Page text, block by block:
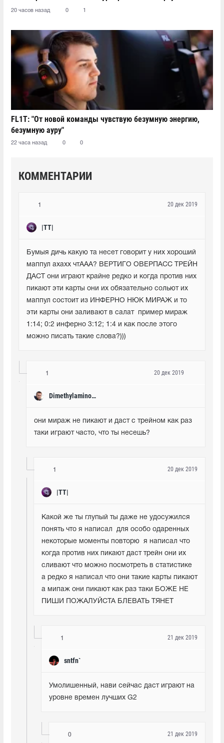
20 часов назад 0 1
FL1T: "От новой команды чувствую безумную энергию,
безумную ауру"
22 часа назад 0 0
КОММЕНТАРИИ
1
|TT|
20 дек 2019
Бумыя дичь какую та несет говорит у них хороший
маппул ахахх чтААА? ВЕРТИГО ОВЕРПАСС ТРЕЙН
ДАСТ они играют крайне редко и когда против них
пикают эти карты они их обязательно сольют их
маппул состоит из ИНФЕРНО НЮК МИРАЖ и то
эти карты они заливают в салат  пример мираж
1:14; 0:2 инферно 3:12; 1:4 и как после этого
можно писать такие слова?)))
1
Dimethylaminobenzaldehyde
20 дек 2019
они мираж не пикают и даст с трейном как раз
таки играют часто, что ты несешь?
1
|TT|
20 дек 2019
Какой же ты глупый ты даже не удосужился
понять что я написал  для особо одаренных
некоторые моменты повторю  я написал что
когда против них пикают даст трейн они их
сливают что можно посмотреть в статистике
а редко я написал что они такие карты пикают
а мипаж они пикают как раз таки БОЖЕ НЕ
ПИШИ ПОЖАЛУЙСТА БЛЕВАТЬ ТЯНЕТ
1
sntfn`
21 дек 2019
Умолишенный, нави сейчас даст играют на
уровне времен лучших G2
0 21 дек 2019